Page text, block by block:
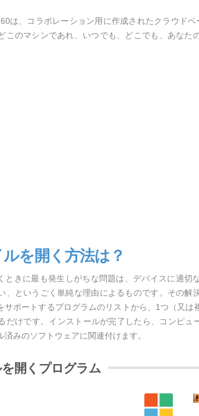
は、コラボレーション用に作成されたクラウドベ
このマシンであれ、いつでも、どこでも、あなた
を開く方法は？
ときに最も発生しがちな問題は、デバイスに適切
、というごく単純な理由によるものです。その解
サポートするプログラムのリストから、1つ（又は
だけです。インストールが完了したら、コンピュ
済みのソフトウェアに関連付けます。
開くプログラム